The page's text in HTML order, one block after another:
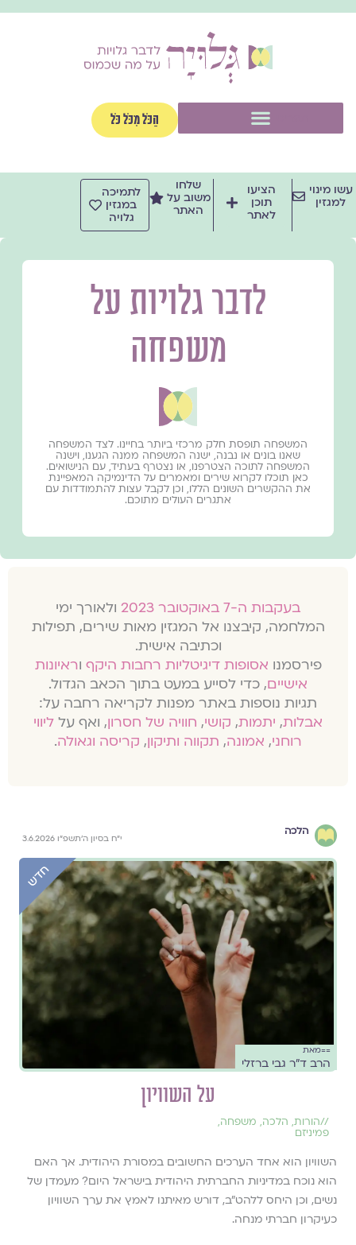
הַכֹּל מִכֹּל כֹּל
עשו מינוי
למגזין
הציעו
תוכן
לאתר
שלחו
משוב על
האתר
לתמיכה
במגזין
גלויה
לדבר גלויות על
משפחה
המשפחה תופסת חלק מרכזי ביותר בחיינו. לצד המשפחה
שאנו בונים או נבנה, ישנה המשפחה ממנה הגענו, וישנה
המשפחה לתוכה הצטרפנו, או נצטרף בעתיד, עם הנישואים.
כאן תוכלו לקרוא שירים ומאמרים על הדינמיקה המאפיינת
את ההקשרים השונים הללו, וכן לקבל עצות להתמודדות עם
אתגרים העולים מתוכם.
בעקבות ה-7 באוקטובר 2023
ולאורך ימי
המלחמה, קיבצנו אל המגזין מאות שירים, תפילות
וכתיבה אישית.
פירסמנו אסופות דיגיטליות רחבות היקףוראיונות
אישיים, כדי לסייע במעט בתוך הכאב הגדול.
תגיות נוספות באתר מפנות לקריאה רחבה על:
אבלות, יתמות, קושי, חוויה של חסרון, ואף על ליווי
רוחני, אמונה, תקווה ותיקון, קריסה וגאולה.
הלכה
י״ח בסיון ה׳תשפ״ו 3.6.2026
==מאת
הרב ד״ר גבי ברזלי
על השוויון
//הורות, הלכה, משפחה,
פמיניזם
השוויון הוא אחד הערכים החשובים במסורת היהודית. אך האם
הוא נוכח במדיניות החברתית היהודית בישראל היום? מעמדן של
נשים, וכן היחס ללהט"ב, דורש מאיתנו לאמץ את ערך השוויון
כעיקרון חברתי מנחה.